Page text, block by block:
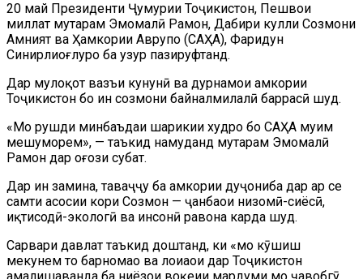
20 май Президенти Ҷумҳурии Тоҷикистон, Пешвои
миллат муҳтарам Эмомалӣ Раҳмон, Дабири кулли Созмони
Амният ва Ҳамкории Аврупо (САҲА), Фаридун
Синирлиоғлуро ба ҳузур пазируфтанд.
Дар мулоқот вазъи кунунӣ ва дурнамои ҳамкории
Тоҷикистон бо ин созмони байналмилалӣ баррасӣ шуд.
«Мо рушди минбаъдаи шарикии худро бо САҲА муҳим
мешуморем», — таъкид намуданд муҳтарам Эмомалӣ
Раҳмон дар оғози суҳбат.
Дар ин замина, таваҷҷуҳ ба ҳамкории дуҷониба дар ҳар се
самти асосии кори Созмон — ҷанбаҳои низомӣ-сиёсӣ,
иқтисодӣ-экологӣ ва инсонӣ равона карда шуд.
Сарвари давлат таъкид доштанд, ки «мо кӯшиш
мекунем то барномаҳо ва лоиҳаҳои дар Тоҷикистон